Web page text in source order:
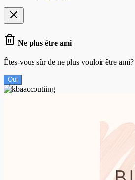
Ne plus être ami
Êtes-vous sûr de ne plus vouloir être ami?
Oui